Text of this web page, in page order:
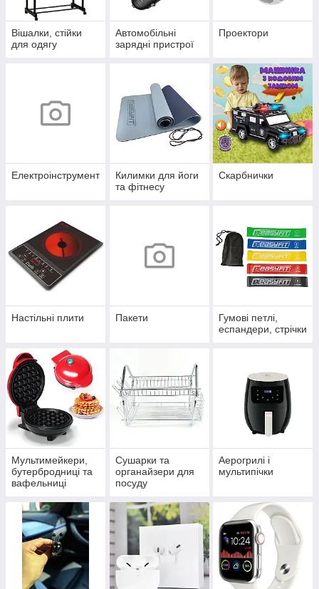
Вішалки, стійки
для одягу
Автомобільні
зарядні пристрої
Проектори
Електроінструмент
Килимки для йоги
та фітнесу
Скарбнички
Настільні плити Пакети
Гумові петлі,
еспандери, стрічки
Мультимейкери,
бутербродниці та
вафельниці
Сушарки та
органайзери для
посуду
Аерогрилі і
мультипічки